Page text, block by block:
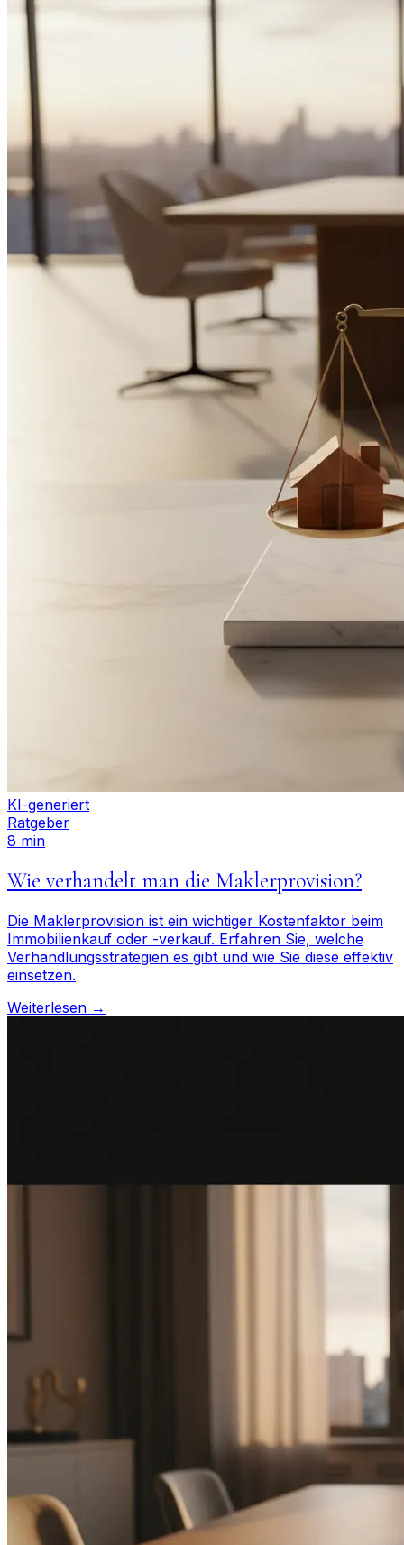
KI-generiert
Ratgeber
8 min
Wie verhandelt man die Maklerprovision?
Die Maklerprovision ist ein wichtiger Kostenfaktor beim
Immobilienkauf oder -verkauf. Erfahren Sie, welche
Verhandlungsstrategien es gibt und wie Sie diese effektiv
einsetzen.
Weiterlesen →